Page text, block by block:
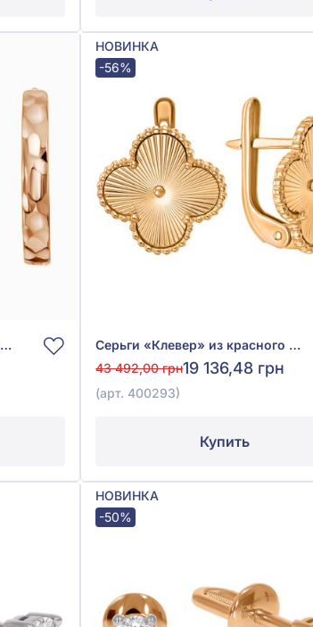
Серьги-конго из красного золота 585°, без вставки, арт. 110880
НОВИНКА
-56%
Серьги «Клевер» из красного золота 585°, без вставки, арт. 400293
43 492,00 грн19 136,48 грн
(арт. 400293)
Купить
НОВИНКА
-50%